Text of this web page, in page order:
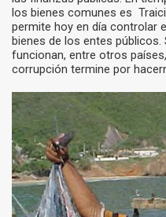
los bienes comunes es
permite hoy en día controlar
bienes de los entes públicos.
funcionan, entre otros
corrupción termine por